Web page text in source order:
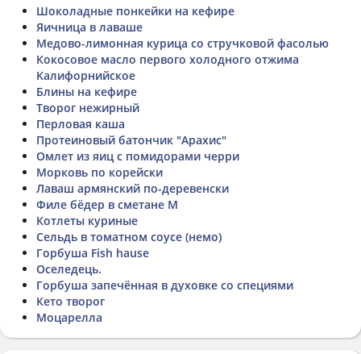
Шоколадные понкейки на кефире
Яичница в лаваше
Медово-лимонная курица со стручковой фасолью
Кокосовое масло первого холодного отжима
Калифорнийское
Блины на кефире
Творог нежирный
Перловая каша
Протеиновый батончик "Арахис"
Омлет из яиц с помидорами черри
Морковь по корейски
Лаваш армянский по-деревенски
Филе бёдер в сметане М
Котлеты куриные
Сельдь в томатном соусе (немо)
Горбуша Fish hause
Оселедець.
Горбуша запечённая в духовке со специями
Кето творог
Моцарелла